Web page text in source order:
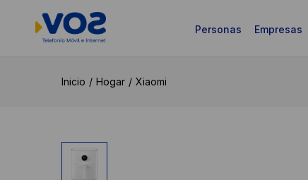
Personas Empresas
Inicio Hogar Xiaomi